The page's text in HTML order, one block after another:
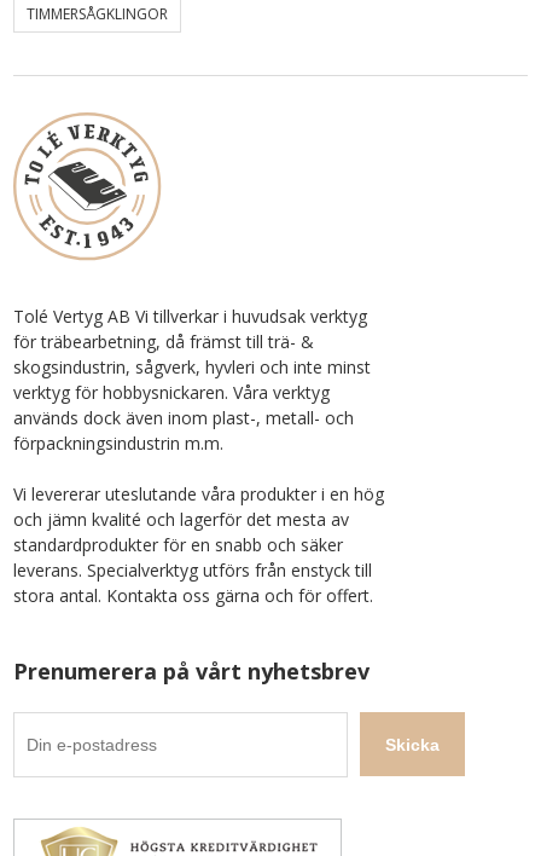
TIMMERSÅGKLINGOR
Tolé Vertyg AB Vi tillverkar i huvudsak verktyg
för träbearbetning, då främst till trä- &
skogsindustrin, sågverk, hyvleri och inte minst
verktyg för hobbysnickaren. Våra verktyg
används dock även inom plast-, metall- och
förpackningsindustrin m.m.
Vi levererar uteslutande våra produkter i en hög
och jämn kvalité och lagerför det mesta av
standardprodukter för en snabb och säker
leverans. Specialverktyg utförs från enstyck till
stora antal. Kontakta oss gärna och för offert.
Prenumerera på vårt nyhetsbrev